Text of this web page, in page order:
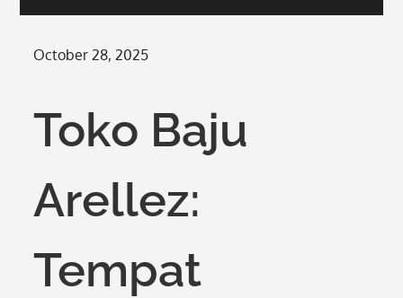
Posted
October 28, 2025
Toko Baju
Arellez:
Tempat